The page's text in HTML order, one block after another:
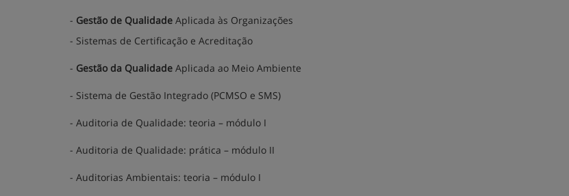
- Gestão de Qualidade Aplicada às Organizações
- Sistemas de Certificação e Acreditação
- Gestão da Qualidade Aplicada ao Meio Ambiente
- Sistema de Gestão Integrado (PCMSO e SMS)
- Auditoria de Qualidade: teoria – módulo I
- Auditoria de Qualidade: prática – módulo II
- Auditorias Ambientais: teoria – módulo I